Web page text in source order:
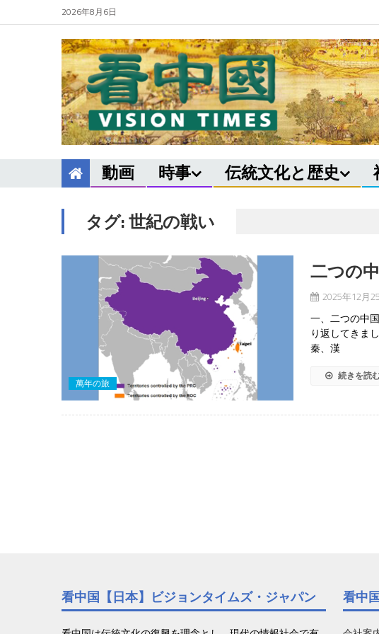
2026年8月6日
動画 時事 伝統文化と歴史
タグ:世紀の戦い
萬年の旅
二つの
2025年12月
一、二つの中
り返してきま
秦、漢
続きを読
看中国【日本】ビジョンタイムズ・ジャパン 看中